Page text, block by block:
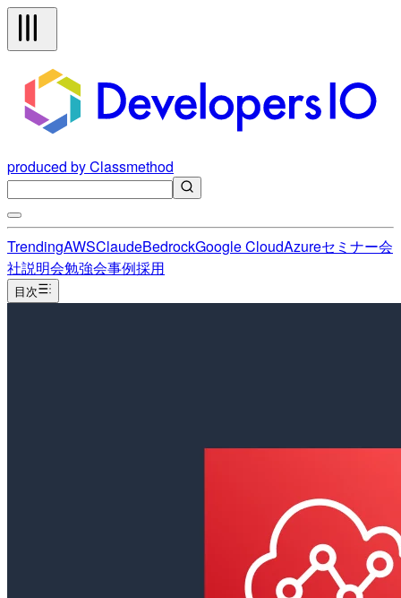
produced by Classmethod
TrendingAWSClaudeBedrockGoogle CloudAzureセミナー会
社説明会勉強会事例採用
目次